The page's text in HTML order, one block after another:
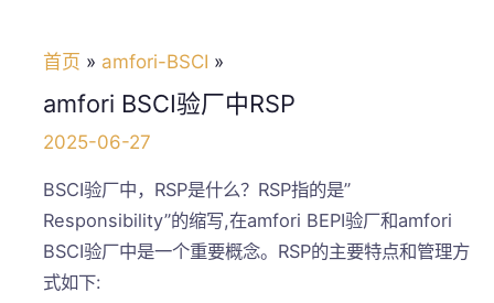
首页 amfori-BSCI
amfori BSCI验厂中RSP
2025-06-27
BSCI验厂中，RSP是什么？RSP指的是”
Responsibility”的缩写,在amfori BEPI验厂和amfori
BSCI验厂中是一个重要概念。RSP的主要特点和管理方
式如下: